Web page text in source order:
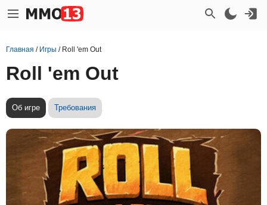
Главная / Игры / Roll 'em Out
Roll 'em Out
Об игре Требования